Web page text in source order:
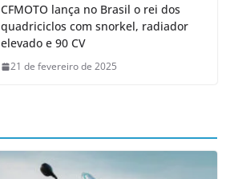
CFMOTO lança no Brasil o rei dos
quadriciclos com snorkel, radiador
elevado e 90 CV
21 de fevereiro de 2025